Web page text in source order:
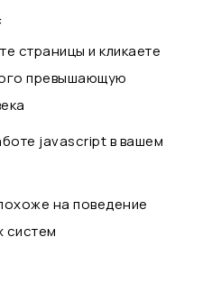
страницы и кликаете
превышающую
javascript в вашем
на поведение
систем